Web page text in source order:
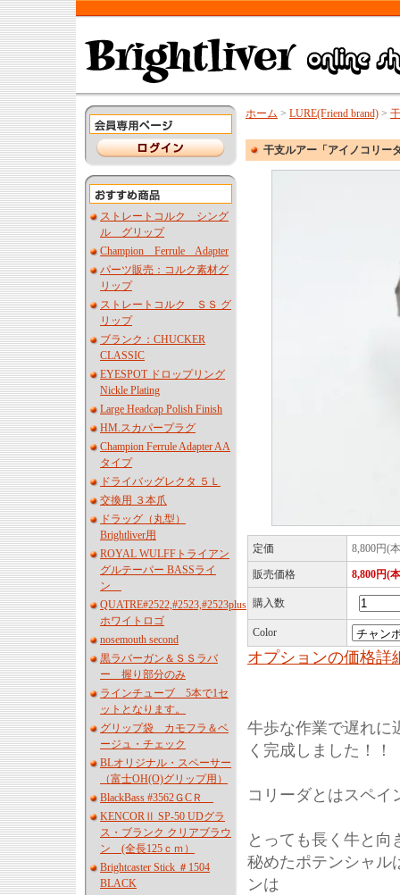
ストレートコルク シング
ル グリップ
Champion Ferrule Adapter
パーツ販売：コルク素材グ
リップ
ストレートコルク ＳＳ グ
リップ
ブランク：CHUCKER
CLASSIC
EYESPOT ドロップリング
Nickle Plating
Large Headcap Polish Finish
HM.スカパープラグ
Champion Ferrule Adapter AA
タイプ
ドライバッグレクタ ５Ｌ
交換用 ３本爪
ドラッグ（丸型）
Brightliver用
ROYAL WULFFトライアン
グルテーパー BASSライ
ン
QUATRE#2522,#2523,#2523plus
ホワイトロゴ
nosemouth second
黒ラバーガン＆ＳＳラバ
ー 握り部分のみ
ラインチューブ 5本で1セ
ットとなります。
グリップ袋 カモフラ＆ベ
ージュ・チェック
BLオリジナル・スペーサー
（富士OH(O)グリップ用）
BlackBass #3562ＧCＲ
KENCORⅡ SP-50 UDグラ
ス・ブランク クリアブラウ
ン (全長125ｃｍ）
Brightcaster Stick ＃1504
BLACK
ホーム > LURE(Friend brand) >
干支ルアー「アイノコリー
定価 8,800円(
販売価格 8,800円(
購入数
Color
オプションの価格詳
牛歩な作業で遅れに
く完成しました！！
コリーダとはスペイ
とっても長く牛と
秘めたポテンシャル
ンは